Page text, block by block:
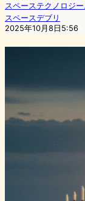
スペーステクノロジ
スペースデブリ
2025年10月8日5:56